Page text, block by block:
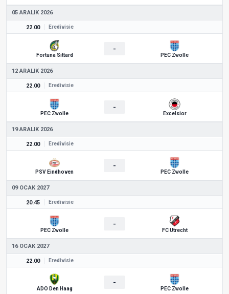
05 ARALIK 2026
22.00 Eredivisie
Fortuna Sittard
-
PEC Zwolle
12 ARALIK 2026
22.00 Eredivisie
PEC Zwolle
-
Excelsior
19 ARALIK 2026
22.00 Eredivisie
PSV Eindhoven
-
PEC Zwolle
09 OCAK 2027
20.45 Eredivisie
PEC Zwolle
-
FC Utrecht
16 OCAK 2027
22.00 Eredivisie
ADO Den Haag
-
PEC Zwolle